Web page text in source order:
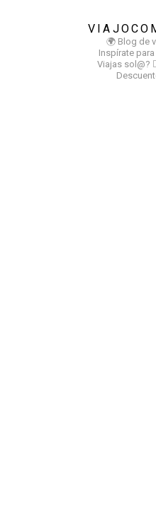
🌍 Blog de
Inspírate
Viajas sol@?